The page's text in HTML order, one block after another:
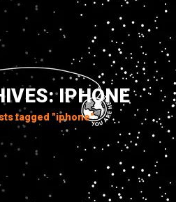
IPHONE
tagged "iphone"